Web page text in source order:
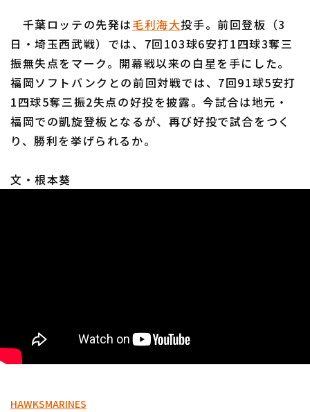
運営会社（別ウィンドウで開く） よくある質問
特定商取引法の表示 アルバイト募集 （別ウィンドウで開く
千葉ロッテの先発は毛利海大投手。前回登板（3
日・埼玉西武戦）では、7回103球6安打1四球3奪三
振無失点をマーク。開幕戦以来の白星を手にした。
福岡ソフトバンクとの前回対戦では、7回91球5安打
1四球5奪三振2失点の好投を披露。今試合は地元・
福岡での凱旋登板となるが、再び好投で試合をつく
り、勝利を挙げられるか。
文・根本葵
HAWKSMARINES